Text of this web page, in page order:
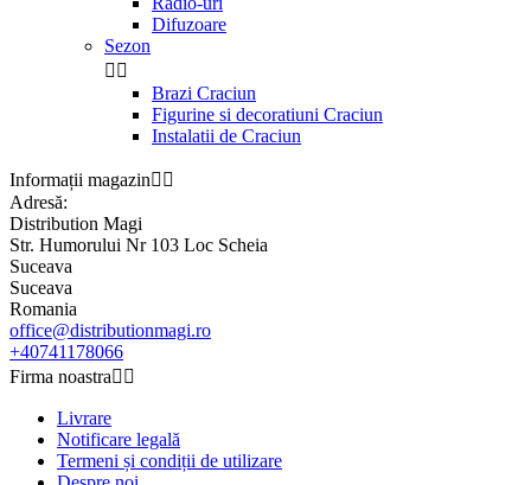
Difuzoare
Sezon
 
Brazi Craciun
Figurine si decoratiuni Craciun
Instalatii de Craciun
Informații magazin 
Adresă:
Distribution Magi
Str. Humorului Nr 103 Loc Scheia
Suceava
Suceava
Romania
office@distributionmagi.ro
+40741178066
Firma noastra 
Livrare
Notificare legală
Termeni și condiții de utilizare